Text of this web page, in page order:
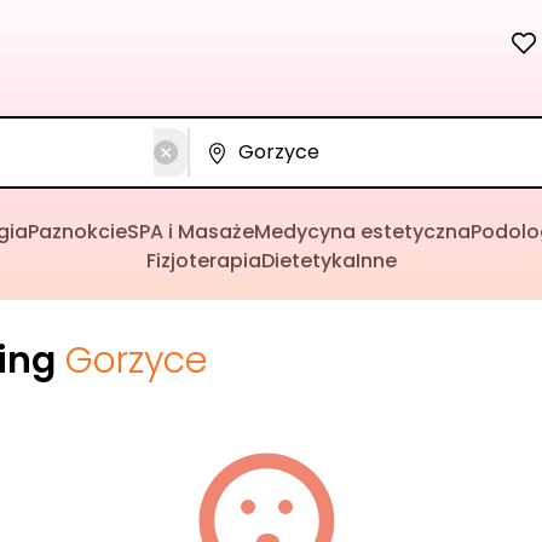
PaznokcieSPA i MasażeMedycyna estetyczna
FizjoterapiaDietetykaInne
Gorzyce